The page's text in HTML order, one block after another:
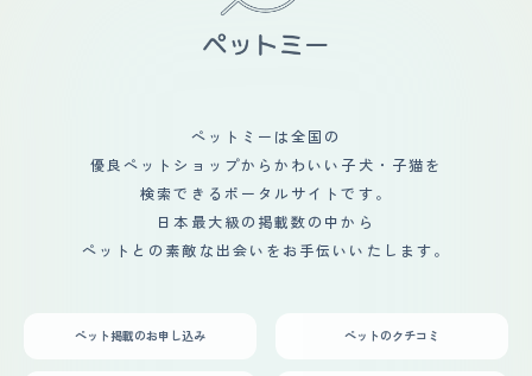
ペットミーは全国の
優良ペットショップからかわいい子犬・子猫を
検索できるポータルサイトです。
日本最大級の掲載数の中から
ペットとの素敵な出会いをお手伝いいたします。
ペット掲載のお申し込み ペットのクチコミ